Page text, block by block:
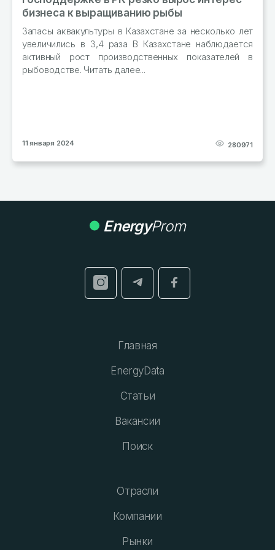
рыбы
в Казахстане за несколько лет
раза В Казахстане наблюдается
показателей в
далее...
январь–октябрь
тонн муки из
29 декабря 2023
EnergyProm
Главная
EnergyData
Статьи
Вакансии
Поиск
Отрасли
Компании
Рынки